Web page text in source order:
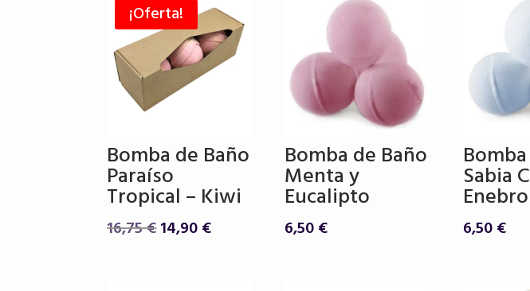
¡Oferta!
Bomba de Baño
Paraíso
Tropical – Kiwi
16,75€El
14,90€El
Bomba de Baño
Menta y
Eucalipto
6,50€
Sabia
Enebro
6,50€